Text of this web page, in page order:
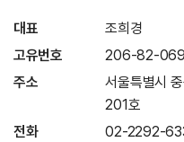
대표
조희경
고유번호
206-82-
주소
서울특별시
201호
전화
02-2292-